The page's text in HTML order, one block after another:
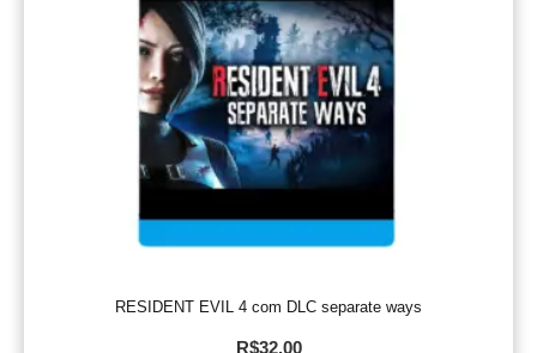
RESIDENT EVIL 4 com DLC separate ways
R$32.00